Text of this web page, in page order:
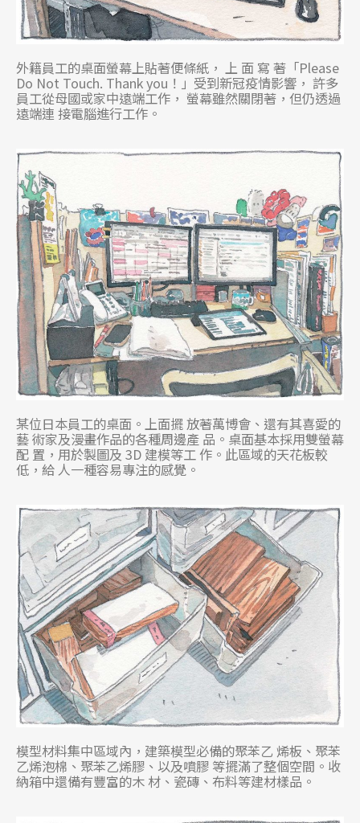
外籍員工的桌面螢幕上貼著便條紙， 上 面 寫 著「Please
Do Not Touch. Thank you！」受到新冠疫情影響， 許多
員工從母國或家中遠端工作， 螢幕雖然關閉著，但仍透過
遠端連 接電腦進行工作。
某位日本員工的桌面。上面擺 放著萬博會、還有其喜愛的
藝 術家及漫畫作品的各種周邊產 品。桌面基本採用雙螢幕
配 置，用於製圖及 3D 建模等工 作。此區域的天花板較
低，給 人一種容易專注的感覺。
模型材料集中區域內，建築模型必備的聚苯乙 烯板、聚苯
乙烯泡棉、聚苯乙烯膠、以及噴膠 等擺滿了整個空間。收
納箱中還備有豐富的木 材、瓷磚、布料等建材樣品。